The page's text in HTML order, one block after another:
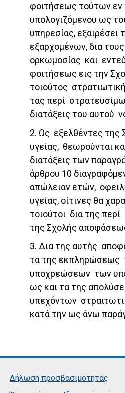
φοιτήσεως τούτων εν
υπολογιζόμενου ως
υπηρεσίας, εξαιρέσει
εξαρχομένων, δια
ορκωμοσίας και
φοιτήσεως εις την
τοιούτος
τας περί
διατάξεις του αυτού
2. Ως εξελθέντες της
υγείας, θεωρούνται
διατάξεις των
άρθρου 10
απώλειαν ετών,
υγείας, οίτινες θα
τοιούτοι δια της
της Σχολής
3. Δια της αυτής
τα της εκπληρώσεως
υποχρεώσεων των
ως και τα της
υπεχόντων
κατά την ως άνω
Δήλωση προσβασιμότητας